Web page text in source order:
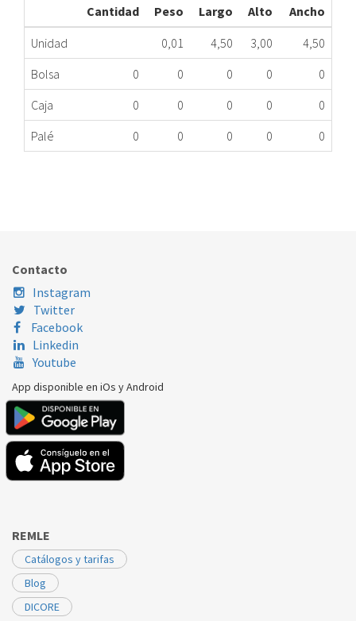
Cantidad Peso Largo Alto
Ancho
Unidad
0,01 4,50 3,00
4,50
Bolsa
0 0 0 0
0
Caja
0 0 0 0
0
Palé
0 0 0 0 0
FAGOR
FAGOR
FAGOR
FAGOR
FAGOR
Contacto
Instagram
Twitter
Facebook
Linkedin
Youtube
App disponible en iOs y Android
REMLE
Catálogos y tarifas
Blog
DICORE